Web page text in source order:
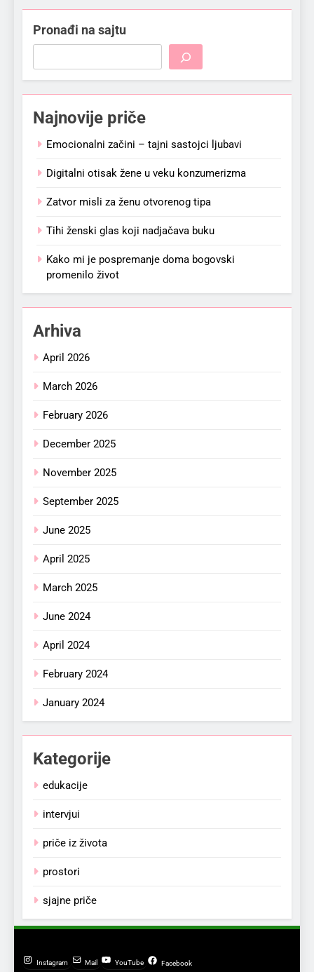
Pronađi na sajtu
Najnovije priče
Emocionalni začini – tajni sastojci ljubavi
Digitalni otisak žene u veku konzumerizma
Zatvor misli za ženu otvorenog tipa
Tihi ženski glas koji nadjačava buku
Kako mi je pospremanje doma bogovski
promenilo život
Arhiva
April 2026
March 2026
February 2026
December 2025
November 2025
September 2025
June 2025
April 2025
March 2025
June 2024
April 2024
February 2024
January 2024
Kategorije
edukacije
intervjui
priče iz života
prostori
sjajne priče
Instagram Mail YouTube Facebook